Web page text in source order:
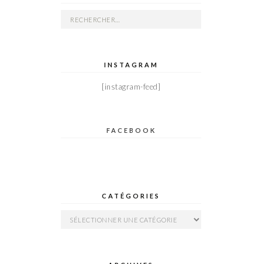
Rechercher :
INSTAGRAM
[instagram-feed]
FACEBOOK
CATÉGORIES
Catégories